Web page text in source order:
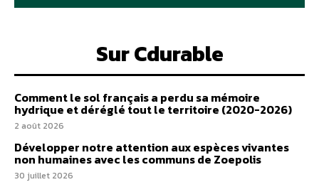
Sur Cdurable
Comment le sol français a perdu sa mémoire
hydrique et déréglé tout le territoire (2020-2026)
2 août 2026
Développer notre attention aux espèces vivantes
non humaines avec les communs de Zoepolis
30 juillet 2026